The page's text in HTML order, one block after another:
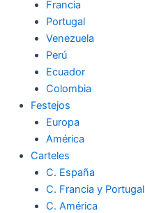
Francia
Portugal
Venezuela
Perú
Ecuador
Colombia
Festejos
Europa
América
Carteles
C. España
C. Francia y Portugal
C. América